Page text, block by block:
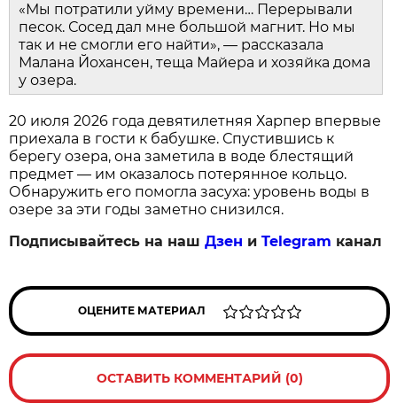
«Мы потратили уйму времени… Перерывали
песок. Сосед дал мне большой магнит. Но мы
так и не смогли его найти», — рассказала
Малана Йохансен, теща Майера и хозяйка дома
у озера.
20 июля 2026 года девятилетняя Харпер впервые
приехала в гости к бабушке. Спустившись к
берегу озера, она заметила в воде блестящий
предмет — им оказалось потерянное кольцо.
Обнаружить его помогла засуха: уровень воды в
озере за эти годы заметно снизился.
Подписывайтесь на нашДзен иTelegram канал
ОЦЕНИТЕ МАТЕРИАЛ
ОСТАВИТЬ КОММЕНТАРИЙ (0)